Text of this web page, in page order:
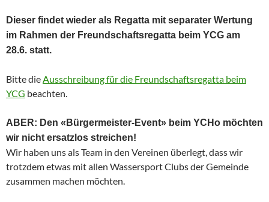
Dieser findet wieder als Regatta mit separater Wertung
im Rahmen der Freundschaftsregatta beim YCG am
28.6. statt.
Bitte dieAusschreibung für die Freundschaftsregatta beim
YCG beachten.
ABER: Den «Bürgermeister-Event» beim YCHo möchten
wir nicht ersatzlos streichen!
Wir haben uns als Team in den Vereinen überlegt, dass wir
trotzdem etwas mit allen Wassersport Clubs der Gemeinde
zusammen machen möchten.